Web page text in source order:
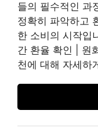
들의 필수적인 과
정확히 파악하고
한 소비의 시작입
간 환율 확인 | 원
천에 대해 자세하